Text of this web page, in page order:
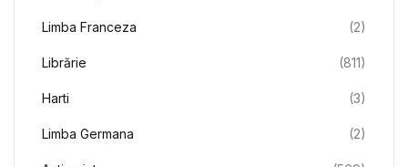
Limba Franceza (2)
Librărie (811)
Harti (3)
Limba Germana (2)